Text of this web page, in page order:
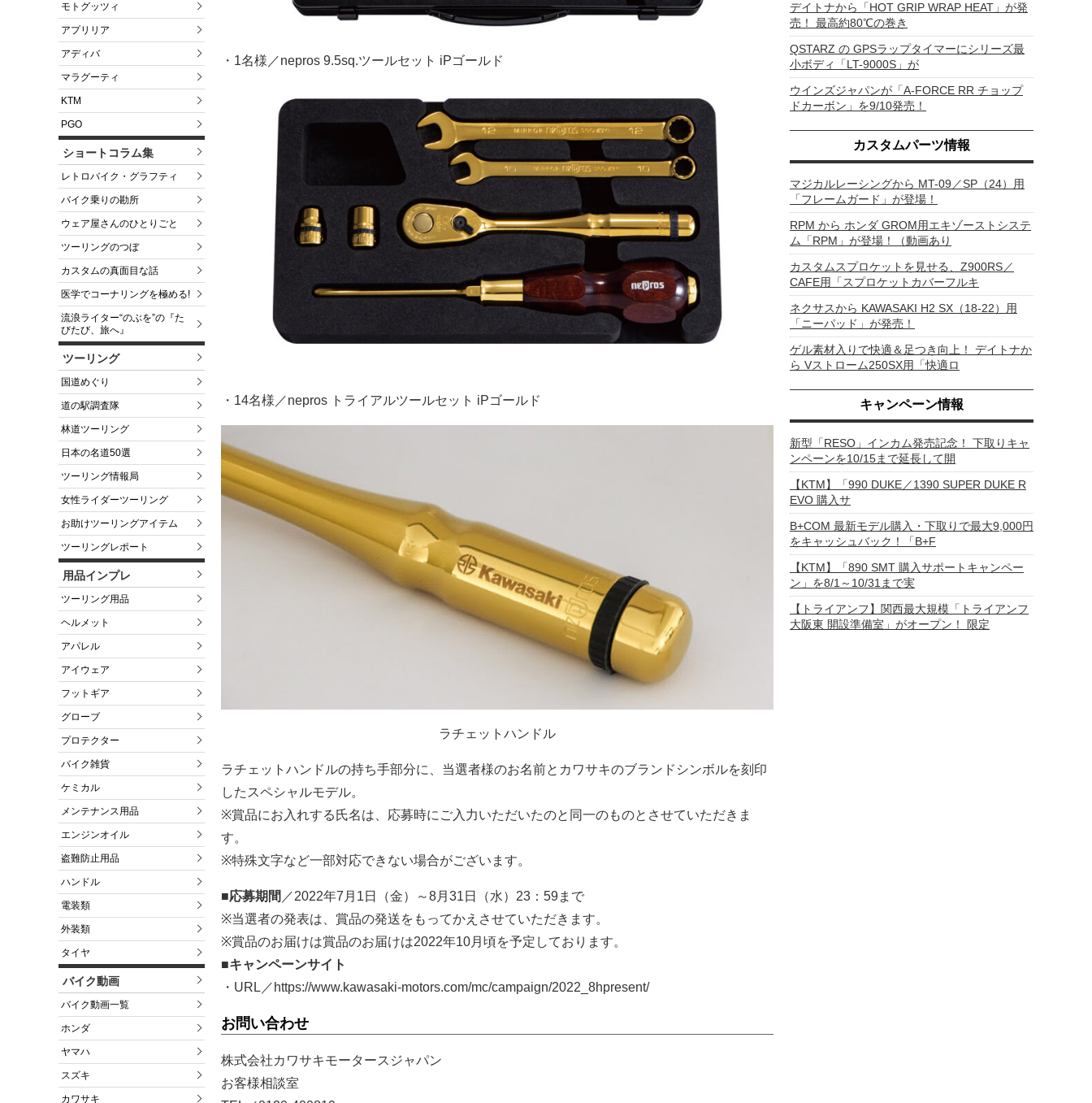
モトグッツィ
アプリリア
アディバ
マラグーティ
KTM
PGO
ショートコラム集
レトロバイク・グラフティ
バイク乗りの勘所
ウェア屋さんのひとりごと
ツーリングのつぼ
カスタムの真面目な話
医学でコーナリングを極める!
流浪ライター“のぶを”の『た
びたび、旅へ』
ツーリング
国道めぐり
道の駅調査隊
林道ツーリング
日本の名道50選
ツーリング情報局
女性ライダーツーリング
お助けツーリングアイテム
ツーリングレポート
用品インプレ
ツーリング用品
ヘルメット
アパレル
アイウェア
フットギア
グローブ
プロテクター
バイク雑貨
ケミカル
メンテナンス用品
エンジンオイル
盗難防止用品
ハンドル
電装類
外装類
タイヤ
バイク動画
バイク動画一覧
ホンダ
ヤマハ
スズキ
カワサキ
・1名様／nepros 9.5sq.ツールセット iPゴールド
・14名様／nepros トライアルツールセット iPゴールド
ラチェットハンドル
ラチェットハンドルの持ち手部分に、当選者様のお名前とカワサキのブランドシンボルを刻印
したスペシャルモデル。
※賞品にお入れする氏名は、応募時にご入力いただいたのと同一のものとさせていただきま
す。
※特殊文字など一部対応できない場合がございます。
■応募期間 ／2022年7月1日（金）～8月31日（水）23：59まで
※当選者の発表は、賞品の発送をもってかえさせていただきます。
※賞品のお届けは賞品のお届けは2022年10月頃を予定しております。
■キャンペーンサイト
・URL／https://www.kawasaki-motors.com/mc/campaign/2022_8hpresent/
お問い合わせ
株式会社カワサキモータースジャパン
お客様相談室
デイトナから「HOT GRIP WRAP HEAT」が発
売！ 最高約80℃の巻き
QSTARZ の GPSラップタイマーにシリーズ最
小ボディ「LT-9000S」が
ウインズジャパンが「A-FORCE RR チョップ
ドカーボン」を9/10発売！
カスタムパーツ情報
マジカルレーシングから MT-09／SP（24）用
「フレームガード」が登場！
RPM から ホンダ GROM用エキゾーストシステ
ム「RPM」が登場！（動画あり
カスタムスプロケットを見せる、Z900RS／
CAFE用「スプロケットカバーフルキ
ネクサスから KAWASAKI H2 SX（18-22）用
「ニーパッド」が発売！
ゲル素材入りで快適＆足つき向上！ デイトナか
ら Vストローム250SX用「快適ロ
キャンペーン情報
新型「RESO」インカム発売記念！ 下取りキャ
ンペーンを10/15まで延長して開
【KTM】「990 DUKE／1390 SUPER DUKE R
EVO 購入サ
B+COM 最新モデル購入・下取りで最大9,000円
をキャッシュバック！「B+F
【KTM】「890 SMT 購入サポートキャンペー
ン」を8/1～10/31まで実
【トライアンフ】関西最大規模「トライアンフ
大阪東 開設準備室」がオープン！ 限定